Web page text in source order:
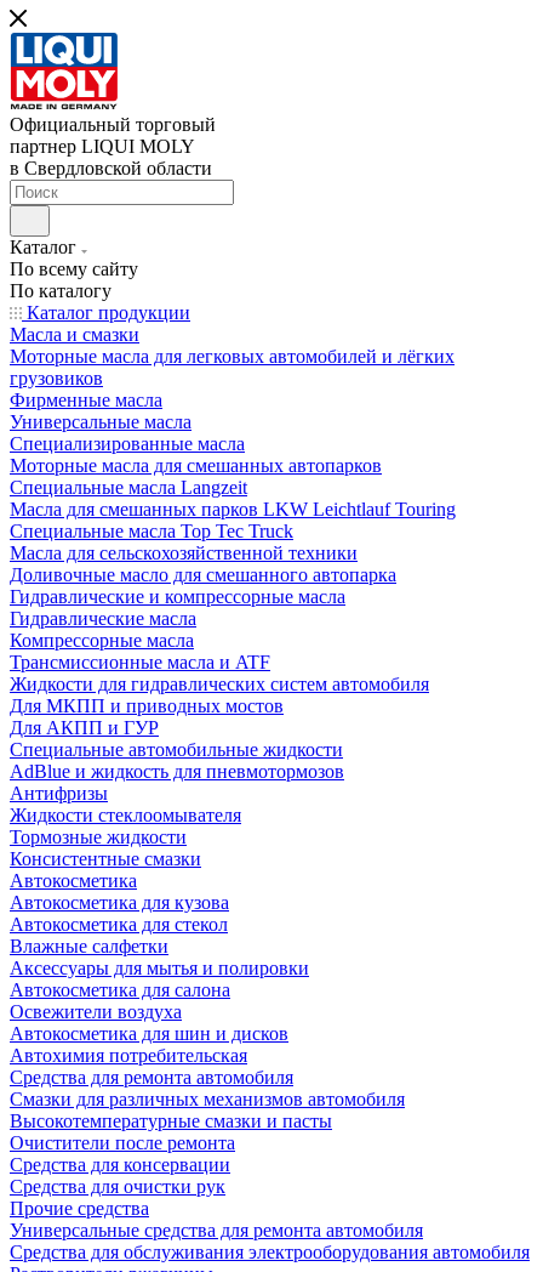
Официальный торговый
партнер LIQUI MOLY
в Свердловской области
Каталог
По всему сайту
По каталогу
Каталог продукции
Масла и смазки
Моторные масла для легковых автомобилей и лёгких
грузовиков
Фирменные масла
Универсальные масла
Специализированные масла
Моторные масла для смешанных автопарков
Специальные масла Langzeit
Масла для смешанных парков LKW Leichtlauf Touring
Специальные масла Top Tec Truck
Масла для сельскохозяйственной техники
Доливочные масло для смешанного автопарка
Гидравлические и компрессорные масла
Гидравлические масла
Компрессорные масла
Трансмиссионные масла и ATF
Жидкости для гидравлических систем автомобиля
Для МКПП и приводных мостов
Для АКПП и ГУР
Специальные автомобильные жидкости
AdBlue и жидкость для пневмотормозов
Антифризы
Жидкости стеклоомывателя
Тормозные жидкости
Консистентные смазки
Автокосметика
Автокосметика для кузова
Автокосметика для стекол
Влажные салфетки
Аксессуары для мытья и полировки
Автокосметика для салона
Освежители воздуха
Автокосметика для шин и дисков
Автохимия потребительская
Средства для ремонта автомобиля
Смазки для различных механизмов автомобиля
Высокотемпературные смазки и пасты
Очистители после ремонта
Средства для консервации
Средства для очистки рук
Прочие средства
Универсальные средства для ремонта автомобиля
Средства для обслуживания электрооборудования автомобиля